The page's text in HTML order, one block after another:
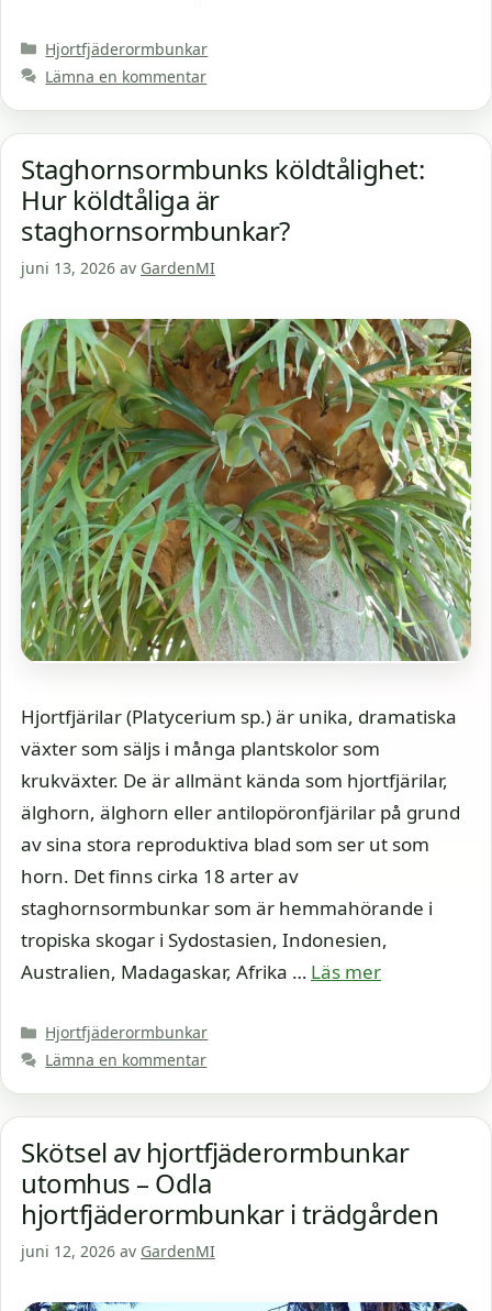
Kategorier
Hjortfjäderormbunkar
Lämna en kommentar
Staghornsormbunks köldtålighet:
Hur köldtåliga är
staghornsormbunkar?
juni 13, 2026 av GardenMI
Hjortfjärilar (Platycerium sp.) är unika, dramatiska
växter som säljs i många plantskolor som
krukväxter. De är allmänt kända som hjortfjärilar,
älghorn, älghorn eller antilopöronfjärilar på grund
av sina stora reproduktiva blad som ser ut som
horn. Det finns cirka 18 arter av
staghornsormbunkar som är hemmahörande i
tropiska skogar i Sydostasien, Indonesien,
Australien, Madagaskar, Afrika … Läs mer
Kategorier
Hjortfjäderormbunkar
Lämna en kommentar
Skötsel av hjortfjäderormbunkar
utomhus – Odla
hjortfjäderormbunkar i trädgården
juni 12, 2026 av GardenMI